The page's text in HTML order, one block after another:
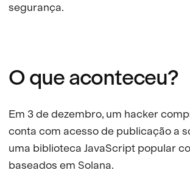
segurança.
O que aconteceu?
Em 3 de dezembro, um hacker
conta com acesso de publicação a
uma biblioteca JavaScript popular
baseados em Solana.